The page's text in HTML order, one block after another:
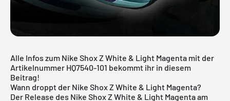
Alle Infos zum Nike Shox Z White & Light Magenta mit der
Artikelnummer HQ7540-101 bekommt ihr in diesem
Beitrag!
Wann droppt der Nike Shox Z White & Light Magenta?
Der Release des Nike Shox Z White & Light Magenta am